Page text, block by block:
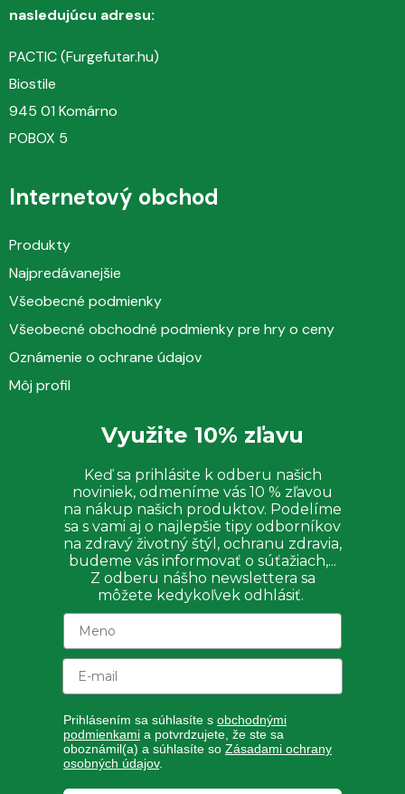
nasledujúcu adresu:
PACTIC (Furgefutar.hu)
Biostile
945 01 Komárno
POBOX 5
Internetový obchod
Produkty
Najpredávanejšie
Všeobecné podmienky
Všeobecné obchodné podmienky pre hry o ceny
Oznámenie o ochrane údajov
Môj profil
Využite 10% zľavu
Keď sa prihlásite k odberu našich
noviniek, odmeníme vás 10 % zľavou
na nákup našich produktov. Podelíme
sa s vami aj o najlepšie tipy odborníkov
na zdravý životný štýl, ochranu zdravia,
budeme vás informovať o súťažiach,...
Z odberu nášho newslettera sa
môžete kedykoľvek odhlásiť.
Prihlásením sa súhlasíte s obchodnými
podmienkami a potvrdzujete, že ste sa
oboznámil(a) a súhlasíte so Zásadami ochrany
osobných údajov.